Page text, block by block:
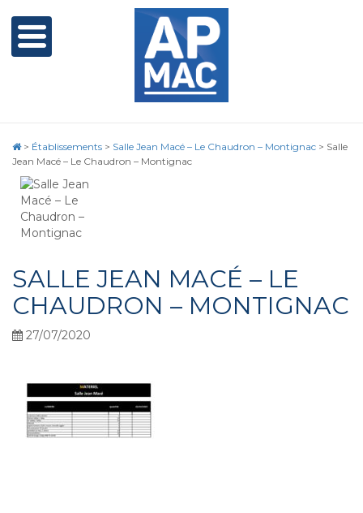
> Établissements > Salle Jean Macé – Le Chaudron – Montignac > Salle
Jean Macé – Le Chaudron – Montignac
SALLE JEAN MACÉ – LE
CHAUDRON – MONTIGNAC
27/07/2020